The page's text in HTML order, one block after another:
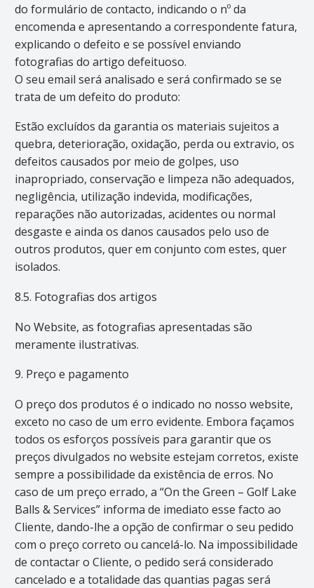
do formulário de contacto, indicando o nº da
encomenda e apresentando a correspondente fatura,
explicando o defeito e se possível enviando
fotografias do artigo defeituoso.
O seu email será analisado e será confirmado se se
trata de um defeito do produto:
Estão excluídos da garantia os materiais sujeitos a
quebra, deterioração, oxidação, perda ou extravio, os
defeitos causados por meio de golpes, uso
inapropriado, conservação e limpeza não adequados,
negligência, utilização indevida, modificações,
reparações não autorizadas, acidentes ou normal
desgaste e ainda os danos causados pelo uso de
outros produtos, quer em conjunto com estes, quer
isolados.
8.5. Fotografias dos artigos
No Website, as fotografias apresentadas são
meramente ilustrativas.
9. Preço e pagamento
O preço dos produtos é o indicado no nosso website,
exceto no caso de um erro evidente. Embora façamos
todos os esforços possíveis para garantir que os
preços divulgados no website estejam corretos, existe
sempre a possibilidade da existência de erros. No
caso de um preço errado, a “On the Green – Golf Lake
Balls & Services” informa de imediato esse facto ao
Cliente, dando-lhe a opção de confirmar o seu pedido
com o preço correto ou cancelá-lo. Na impossibilidade
de contactar o Cliente, o pedido será considerado
cancelado e a totalidade das quantias pagas será